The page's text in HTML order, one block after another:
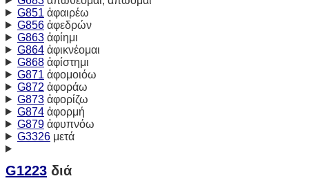
G851 ἀφαιρέω
G856ἀφεδρών
G863ἀφίημι
G864ἀφικνέομαι
G868ἀφίστημι
G871 ἀφομοιόω
G872 ἀφοράω
G873ἀφορίζω
G874ἀφορμή
G879ἀφυπνόω
G3326μετά
G1223 διά